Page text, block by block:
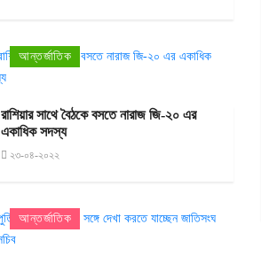
আন্তর্জাতিক
রাশিয়ার সাথে বৈঠকে বসতে নারাজ জি-২০ এর
একাধিক সদস্য
২৩-০৪-২০২২
আন্তর্জাতিক